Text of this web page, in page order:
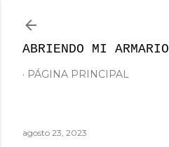
ABRIENDO MI ARMARIO
PÁGINA PRINCIPAL
agosto 23, 2023